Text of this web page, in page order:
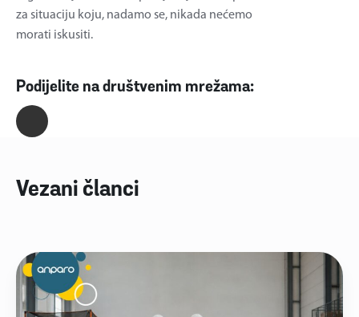
za situaciju koju, nadamo se, nikada nećemo
morati iskusiti.
Podijelite na društvenim mrežama:
Vezani članci